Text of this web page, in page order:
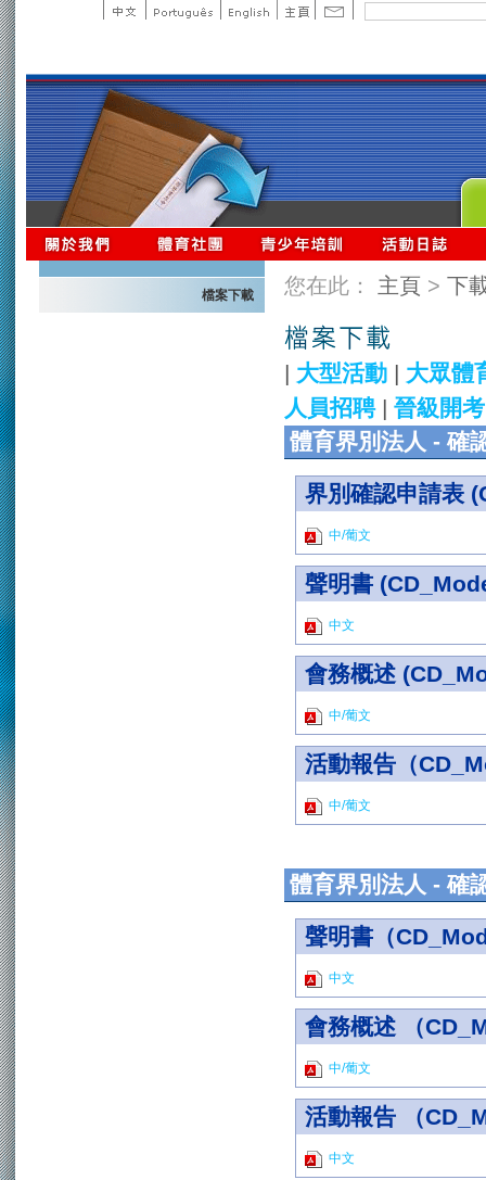
檔案下載 您在此： 主頁 > 下
| 大型活動 | 大眾體
人員招聘| 晉級開考
體育界別法人 - 確
界別確認申請表
中/葡文
聲明書
中文
會務概述
中/葡文
活動報告（
中/葡文
體育界別法人 - 確
聲明書（
中文
會務概述 （
中/葡文
活動報告 （
中文